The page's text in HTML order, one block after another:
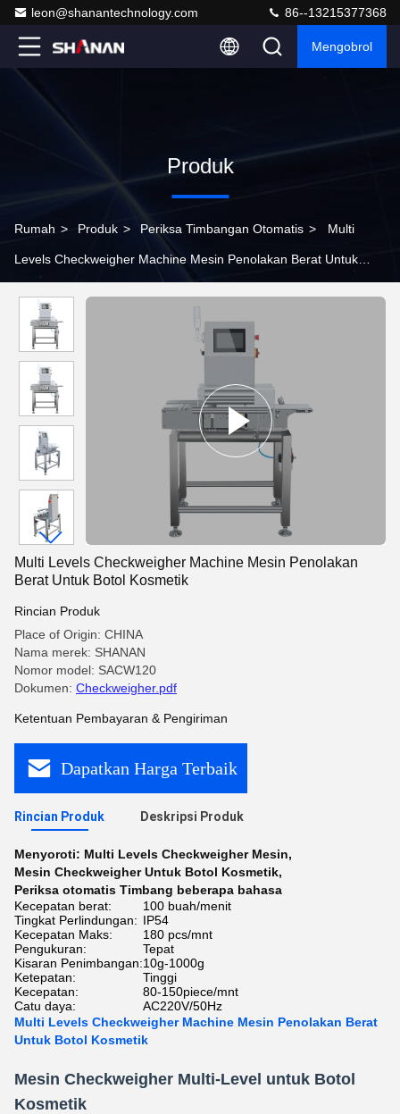
leon@shanantechnology.com 86--13215377368
Mengobrol
Produk
Rumah > Produk > Periksa Timbangan Otomatis > Multi
Levels Checkweigher Machine Mesin Penolakan Berat Untuk
Multi Levels Checkweigher Machine Mesin Penolakan
Berat Untuk Botol Kosmetik
Rincian Produk
Place of Origin: CHINA
Nama merek: SHANAN
Nomor model: SACW120
Dokumen: Checkweigher.pdf
Ketentuan Pembayaran & Pengiriman
Dapatkan Harga Terbaik
Rincian Produk Deskripsi Produk
Menyoroti: Multi Levels Checkweigher Mesin,
Mesin Checkweigher Untuk Botol Kosmetik,
Periksa otomatis Timbang beberapa bahasa
Kecepatan berat:
100 buah/menit
Tingkat Perlindungan: IP54
Kecepatan Maks:
180 pcs/mnt
Pengukuran:
Tepat
Kisaran Penimbangan:10g-1000g
Ketepatan:
Tinggi
Kecepatan:
80-150piece/mnt
Catu daya:
AC220V/50Hz
Multi Levels Checkweigher Machine Mesin Penolakan Berat
Untuk Botol Kosmetik
Mesin Checkweigher Multi-Level untuk Botol
Kosmetik